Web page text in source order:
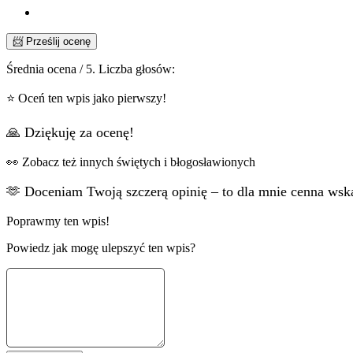
📨 Prześlij ocenę
Średnia ocena / 5. Liczba głosów:
⭐ Oceń ten wpis jako pierwszy!
🙏 Dziękuję za ocenę!
👀 Zobacz też innych świętych i błogosławionych
🫶 Doceniam Twoją szczerą opinię – to dla mnie cenna
Poprawmy ten wpis!
Powiedz jak mogę ulepszyć ten wpis?